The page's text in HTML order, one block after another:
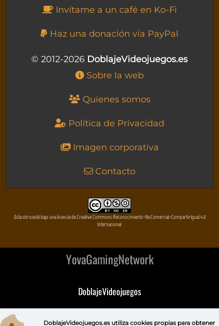
Invítame a un café en Ko-Fi
Haz una donación vía PayPal
© 2012-2026 DoblajeVideojuegos.es
Sobre la web
Quienes somos
Política de Privacidad
Imagen corporativa
Contacto
Esta obra está bajo una licencia de Creative Commons Reconocimiento-NoComercial-CompartirIgual 4.0
Internacional
YovaGamingNetwork
DoblajeVideojuegos
DeVuego
DoblajeVideojuegos.es utiliza cookies propiaspara obtener